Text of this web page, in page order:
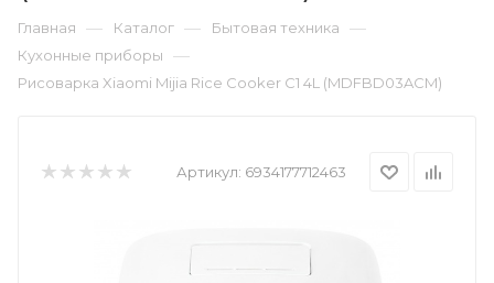
Главная — Каталог — Бытовая техника —
Кухонные приборы —
Рисоварка Xiaomi Mijia Rice Cooker C1 4L (MDFBD03ACM)
Артикул: 6934177712463